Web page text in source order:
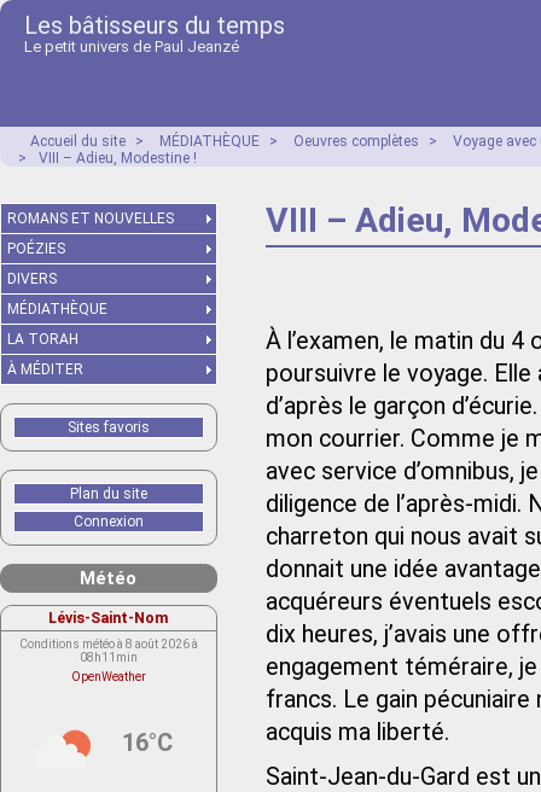
Les bâtisseurs du temps
Le petit univers de Paul Jeanzé
Accueil du site > MÉDIATHÈQUE > Oeuvres complètes >
Voyage avec
>
VIII – Adieu, Modestine !
VIII – Adieu,
À l’examen, le matin du
poursuivre le voyage.
d’après le garçon
mon courrier. Comme je
avec service d’omnibus,
diligence de l’après-
charreton qui nous avait
donnait une idée
acquéreurs éventuels
dix heures, j’avais une
engagement téméraire,
francs. Le gain pécuniaire
acquis ma liberté.
Saint-Jean-du-Gard est
ROMANS ET NOUVELLES
POÉZIES
DIVERS
MÉDIATHÈQUE
LA TORAH
À MÉDITER
Sites favoris
Plan du site
Connexion
Météo
Lévis-Saint-Nom
Conditions météo à 8 août 2026 à
08h11min
OpenWeather
16°C